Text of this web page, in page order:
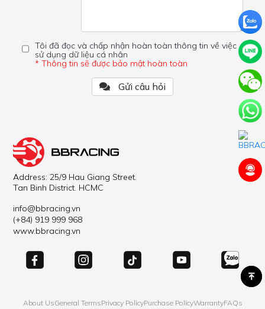
Tôi đã đọc và chấp nhận hoàn toàn thông tin về việc
sử dụng dữ liệu cá nhân
* Thông tin sẽ được bảo mật hoàn toàn
Gửi câu hỏi
Address: 25/9 Hau Giang Street.
Tan Binh District. HCMC
info@bbracing.vn
(+84) 919 999 968
www.bbracing.vn
About UsGeneral TermsPrivacy PolicyPurchase PolicyWarrantyFAQs